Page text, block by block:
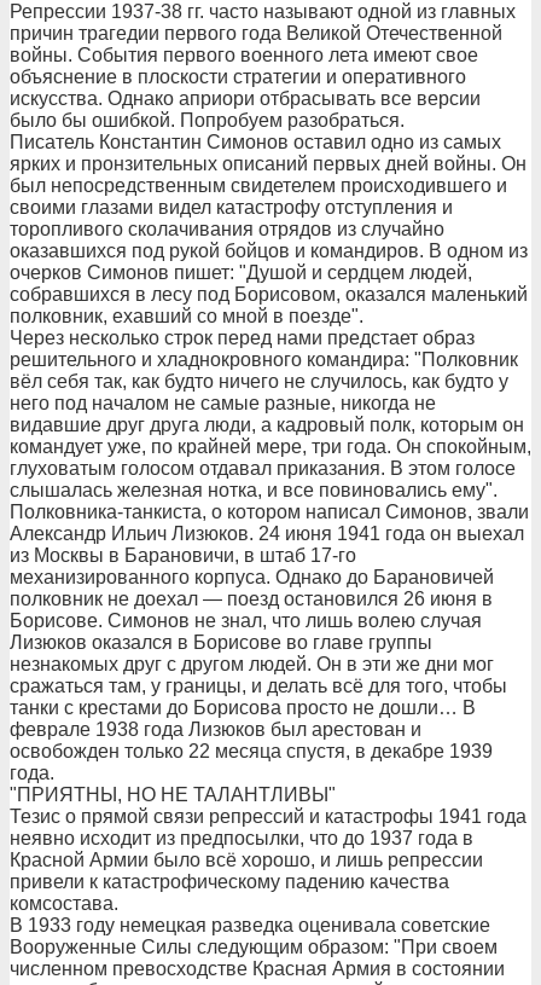
Репрессии 1937-38 гг. часто называют одной из главных
причин трагедии первого года Великой Отечественной
войны. События первого военного лета имеют свое
объяснение в плоскости стратегии и оперативного
искусства. Однако априори отбрасывать все версии
было бы ошибкой. Попробуем разобраться.
Писатель Константин Симонов оставил одно из самых
ярких и пронзительных описаний первых дней войны. Он
был непосредственным свидетелем происходившего и
своими глазами видел катастрофу отступления и
торопливого сколачивания отрядов из случайно
оказавшихся под рукой бойцов и командиров. В одном из
очерков Симонов пишет: "Душой и сердцем людей,
собравшихся в лесу под Борисовом, оказался маленький
полковник, ехавший со мной в поезде".
Через несколько строк перед нами предстает образ
решительного и хладнокровного командира: "Полковник
вёл себя так, как будто ничего не случилось, как будто у
него под началом не самые разные, никогда не
видавшие друг друга люди, а кадровый полк, которым он
командует уже, по крайней мере, три года. Он спокойным,
глуховатым голосом отдавал приказания. В этом голосе
слышалась железная нотка, и все повиновались ему".
Полковника-танкиста, о котором написал Симонов, звали
Александр Ильич Лизюков. 24 июня 1941 года он выехал
из Москвы в Барановичи, в штаб 17-го
механизированного корпуса. Однако до Барановичей
полковник не доехал — поезд остановился 26 июня в
Борисове. Симонов не знал, что лишь волею случая
Лизюков оказался в Борисове во главе группы
незнакомых друг с другом людей. Он в эти же дни мог
сражаться там, у границы, и делать всё для того, чтобы
танки с крестами до Борисова просто не дошли… В
феврале 1938 года Лизюков был арестован и
освобожден только 22 месяца спустя, в декабре 1939
года.
"ПРИЯТНЫ, НО НЕ ТАЛАНТЛИВЫ"
Тезис о прямой связи репрессий и катастрофы 1941 года
неявно исходит из предпосылки, что до 1937 года в
Красной Армии было всё хорошо, и лишь репрессии
привели к катастрофическому падению качества
комсостава.
В 1933 году немецкая разведка оценивала советские
Вооруженные Силы следующим образом: "При своем
численном превосходстве Красная Армия в состоянии